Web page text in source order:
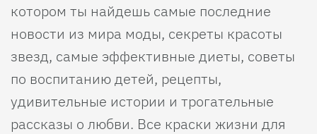
котором ты найдешь самые последние
новости из мира моды, секреты красоты
звезд, самые эффективные диеты, советы
по воспитанию детей, рецепты,
удивительные истории и трогательные
рассказы о любви. Все краски жизни для